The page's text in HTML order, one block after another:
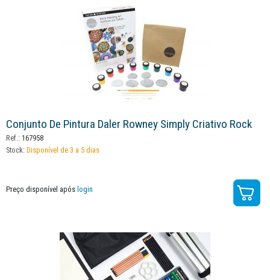
Conjunto De Pintura Daler Rowney Simply Criativo Rock
Ref.: 167958
Stock: Disponível de 3 a 5 dias
Preço disponível após login